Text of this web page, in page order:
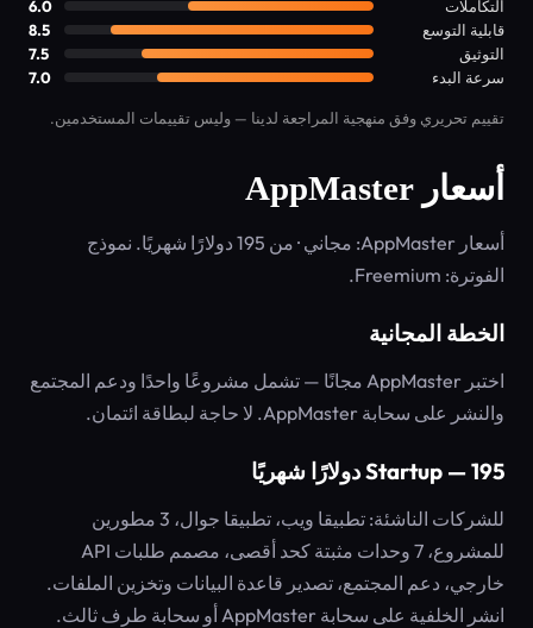
التكاملات
6.0
قابلية التوسع
8.5
التوثيق
7.5
سرعة البدء
7.0
تقييم تحريري وفق منهجية المراجعة لدينا — وليس تقييمات المستخدمين.
أسعار AppMaster
أسعار AppMaster: مجاني · من 195 دولارًا شهريًا. نموذج
الفوترة: Freemium.
الخطة المجانية
اختبر AppMaster مجانًا — تشمل مشروعًا واحدًا ودعم المجتمع
والنشر على سحابة AppMaster. لا حاجة لبطاقة ائتمان.
Startup — 195 دولارًا شهريًا
للشركات الناشئة: تطبيقا ويب، تطبيقا جوال، 3 مطورين
للمشروع، 7 وحدات مثبتة كحد أقصى، مصمم طلبات API
خارجي، دعم المجتمع، تصدير قاعدة البيانات وتخزين الملفات.
انشر الخلفية على سحابة AppMaster أو سحابة طرف ثالث.